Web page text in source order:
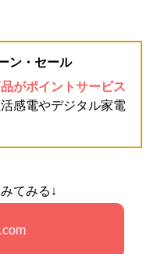
ン・セール
がポイントサービス
感電やデジタル家電
てみる↓